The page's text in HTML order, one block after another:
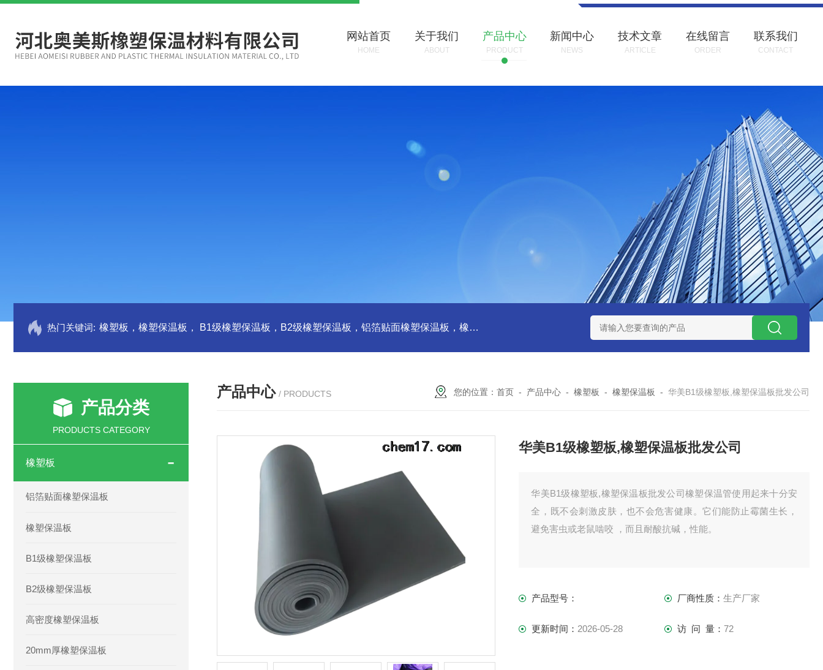
网站首页
HOME
关于我们
ABOUT
产品中心
PRODUCT
新闻中心
NEWS
技术文章
ARTICLE
在线留言
ORDER
联系我们
CONTACT
热门关键词: 橡塑板，橡塑保温板， B1级橡塑保温板，B2级橡塑保温板，铝箔贴面橡塑保温板，橡塑保温管，管道橡塑管
产品分类
PRODUCTS CATEGORY
橡塑板
铝箔贴面橡塑保温板
橡塑保温板
B1级橡塑保温板
B2级橡塑保温板
高密度橡塑保温板
20mm厚橡塑保温板
产品中心 / PRODUCTS 您的位置： 首页 - 产品中心 - 橡塑板 - 橡塑保温板 - 华美B1级橡塑板,橡塑保温板批发公司
华美B1级橡塑板,橡塑保温板批发公司
华美B1级橡塑板,橡塑保温板批发公司橡塑保温管使用起来十分安
全，既不会刺激皮肤，也不会危害健康。它们能防止霉菌生长，
避免害虫或老鼠啮咬 ，而且耐酸抗碱，性能。
产品型号： 厂商性质： 生产厂家
更新时间： 2026-05-28 访 问 量： 72